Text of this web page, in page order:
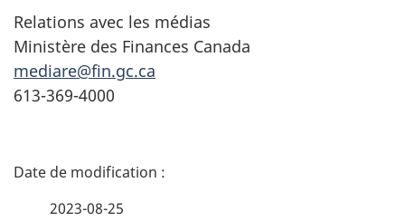
Relations avec les médias
Ministère des Finances Canada
mediare@fin.gc.ca
613-369-4000
D
2023-08-25